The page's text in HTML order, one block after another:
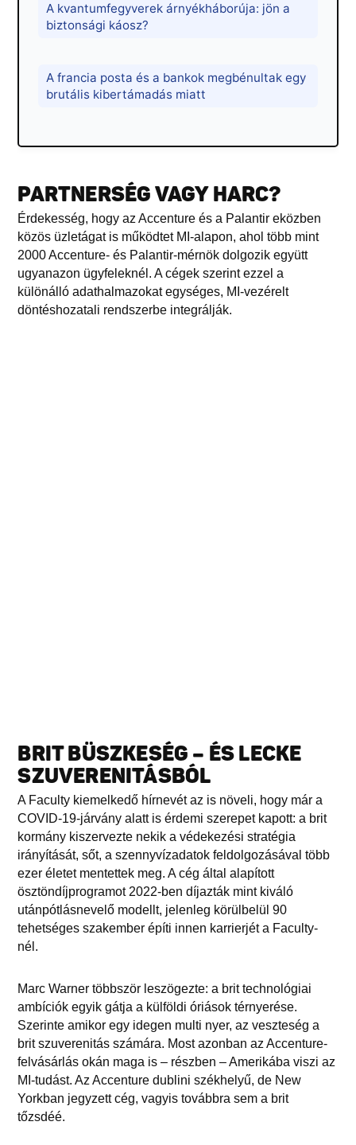
A kvantumfegyverek árnyékháborúja: jön a
biztonsági káosz?
A francia posta és a bankok megbénultak egy
brutális kibertámadás miatt
PARTNERSÉG VAGY HARC?
Érdekesség, hogy az Accenture és a Palantir eközben
közös üzletágat is működtet MI-alapon, ahol több mint
2000 Accenture- és Palantir-mérnök dolgozik együtt
ugyanazon ügyfeleknél. A cégek szerint ezzel a
különálló adathalmazokat egységes, MI-vezérelt
döntéshozatali rendszerbe integrálják.
BRIT BÜSZKESÉG – ÉS LECKE
SZUVERENITÁSBÓL
A Faculty kiemelkedő hírnevét az is növeli, hogy már a
COVID-19-járvány alatt is érdemi szerepet kapott: a brit
kormány kiszervezte nekik a védekezési stratégia
irányítását, sőt, a szennyvízadatok feldolgozásával több
ezer életet mentettek meg. A cég által alapított
ösztöndíjprogramot 2022-ben díjazták mint kiváló
utánpótlásnevelő modellt, jelenleg körülbelül 90
tehetséges szakember építi innen karrierjét a Faculty-
nél.
Marc Warner többször leszögezte: a brit technológiai
ambíciók egyik gátja a külföldi óriások térnyerése.
Szerinte amikor egy idegen multi nyer, az veszteség a
brit szuverenitás számára. Most azonban az Accenture-
felvásárlás okán maga is – részben – Amerikába viszi az
MI-tudást. Az Accenture dublini székhelyű, de New
Yorkban jegyzett cég, vagyis továbbra sem a brit
tőzsdéé.